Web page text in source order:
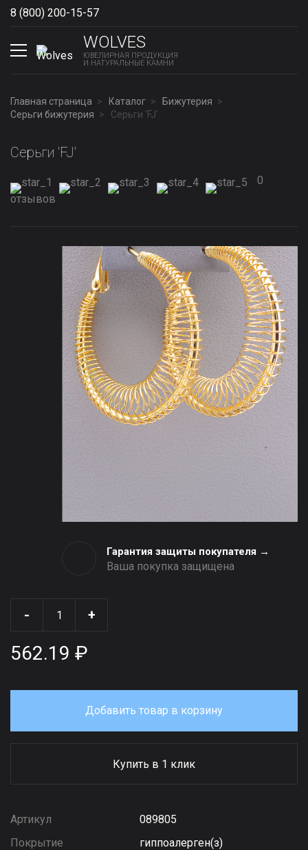
8 (800) 200-15-57
WOLVES
ЮВЕЛИРНАЯ ПРОДУКЦИЯ
И НАТУРАЛЬНЫЕ КАМНИ
Главная страница Каталог
Бижутерия
Серьги бижутерия
Серьги 'FJ'
Серьги 'FJ'
0
отзывов
Гарантия защиты покупателя →
Ваша покупка защищена
- +
562.19 ₽
Добавить товар в корзину
Купить в 1 клик
Артикул
089805
Покрытие
гиппоалерген(з)